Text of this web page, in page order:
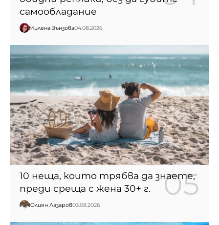
самообладание
Милена Зънзова04.08.2026
10 неща, които трябва да знаете,
преди среща с жена 30+ г.
Юлиян Лазаров03.08.2026